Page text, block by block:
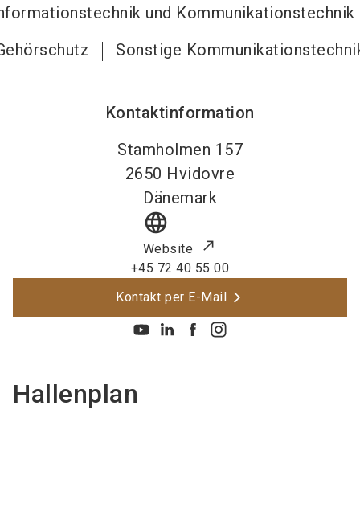
und Kommunikationstechnik
Sonstige
Kontaktinformation
Stamholmen 157
2650 Hvidovre
Dänemark
language
Website
+45 72 40 55 00
Kontakt per E-Mail
Hallenplan